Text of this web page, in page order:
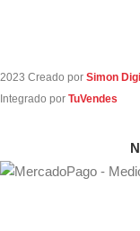
2023 Creado por Simon
Integrado por TuVendes